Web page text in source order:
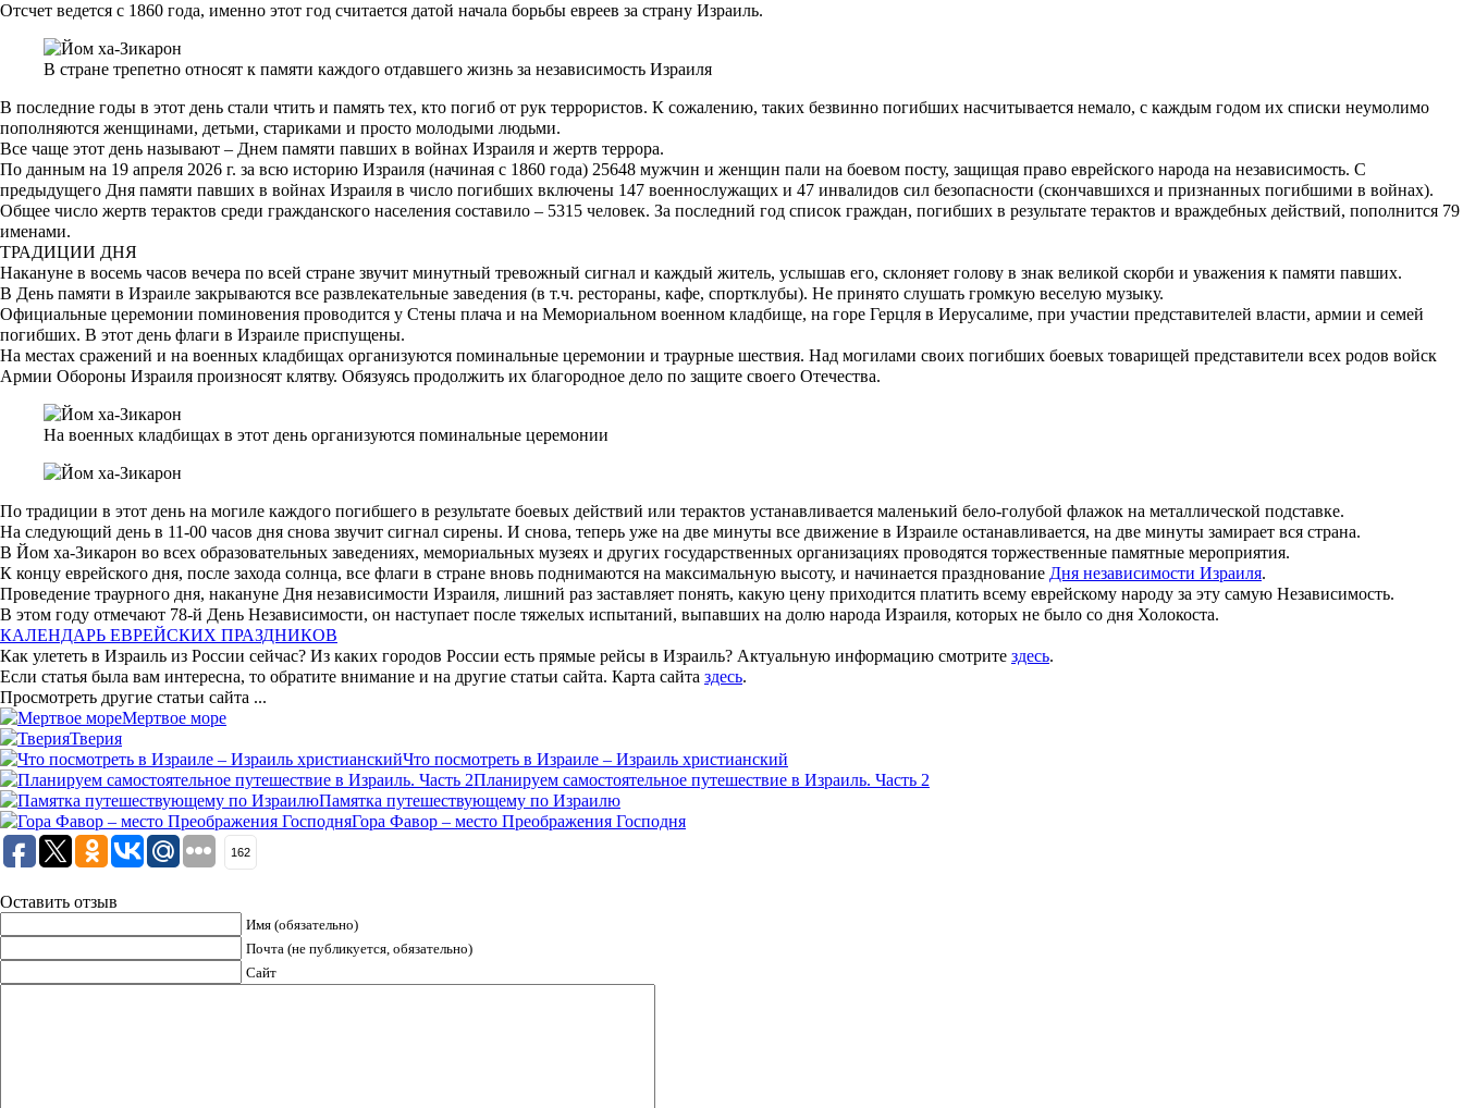
Отсчет ведется с 1860 года, именно этот год считается датой начала борьбы евреев за страну Израиль.
В стране трепетно относят к памяти каждого отдавшего жизнь за независимость Израиля
В последние годы в этот день стали чтить и память тех, кто погиб от рук террористов. К сожалению, таких безвинно погибших насчитывается немало, с каждым годом их списки неумолимо
пополняются женщинами, детьми, стариками и просто молодыми людьми.
Все чаще этот день называют – Днем памяти павших в войнах Израиля и жертв террора.
По данным на 19 апреля 2026 г. за всю историю Израиля (начиная с 1860 года) 25648 мужчин и женщин пали на боевом посту, защищая право еврейского народа на независимость. С
предыдущего Дня памяти павших в войнах Израиля в число погибших включены 147 военнослужащих и 47 инвалидов сил безопасности (скончавшихся и признанных погибшими в войнах).
Общее число жертв терактов среди гражданского населения составило – 5315 человек. За последний год список граждан, погибших в результате терактов и враждебных действий, пополнится 79
именами.
ТРАДИЦИИ ДНЯ
Накануне в восемь часов вечера по всей стране звучит минутный тревожный сигнал и каждый житель, услышав его, склоняет голову в знак великой скорби и уважения к памяти павших.
В День памяти в Израиле закрываются все развлекательные заведения (в т.ч. рестораны, кафе, спортклубы). Не принято слушать громкую веселую музыку.
Официальные церемонии поминовения проводится у Стены плача и на Мемориальном военном кладбище, на горе Герцля в Иерусалиме, при участии представителей власти, армии и семей
погибших. В этот день флаги в Израиле приспущены.
На местах сражений и на военных кладбищах организуются поминальные церемонии и траурные шествия. Над могилами своих погибших боевых товарищей представители всех родов войск
Армии Обороны Израиля произносят клятву. Обязуясь продолжить их благородное дело по защите своего Отечества.
На военных кладбищах в этот день организуются поминальные церемонии
По традиции в этот день на могиле каждого погибшего в результате боевых действий или терактов устанавливается маленький бело-голубой флажок на металлической подставке.
На следующий день в 11-00 часов дня снова звучит сигнал сирены. И снова, теперь уже на две минуты все движение в Израиле останавливается, на две минуты замирает вся страна.
В Йом ха-Зикарон во всех образовательных заведениях, мемориальных музеях и других государственных организациях проводятся торжественные памятные мероприятия.
К концу еврейского дня, после захода солнца, все флаги в стране вновь поднимаются на максимальную высоту, и начинается празднование Дня независимости Израиля.
Проведение траурного дня, накануне Дня независимости Израиля, лишний раз заставляет понять, какую цену приходится платить всему еврейскому народу за эту самую Независимость.
В этом году отмечают 78-й День Независимости, он наступает после тяжелых испытаний, выпавших на долю народа Израиля, которых не было со дня Холокоста.
КАЛЕНДАРЬ ЕВРЕЙСКИХ ПРАЗДНИКОВ
Как улететь в Израиль из России сейчас? Из каких городов России есть прямые рейсы в Израиль? Актуальную информацию смотрите здесь.
Если статья была вам интересна, то обратите внимание и на другие статьи сайта. Карта сайта здесь.
Просмотреть другие статьи сайта ...
Мертвое море
Тверия
Что посмотреть в Израиле – Израиль христианский
Планируем самостоятельное путешествие в Израиль. Часть 2
Памятка путешествующему по Израилю
Гора Фавор – место Преображения Господня
162
Оставить отзыв
Имя (обязательно)
Почта (не публикуется, обязательно)
Сайт